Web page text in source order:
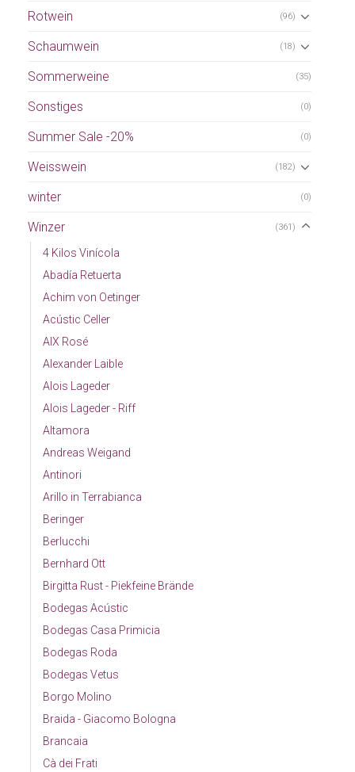
Rotwein (96)
Schaumwein (18)
Sommerweine (35)
Sonstiges (0)
Summer Sale -20% (0)
Weisswein (182)
winter (0)
Winzer (361)
4 Kilos Vinícola
Abadía Retuerta
Achim von Oetinger
Acústic Celler
AIX Rosé
Alexander Laible
Alois Lageder
Alois Lageder - Riff
Altamora
Andreas Weigand
Antinori
Arillo in Terrabianca
Beringer
Berlucchi
Bernhard Ott
Birgitta Rust - Piekfeine Brände
Bodegas Acústic
Bodegas Casa Primicia
Bodegas Roda
Bodegas Vetus
Borgo Molino
Braida - Giacomo Bologna
Brancaia
Cà dei Frati